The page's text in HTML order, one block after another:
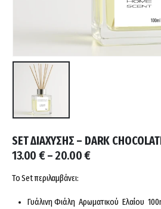
SET ΔΙΑΧΥΣΗΣ – DARK
13.00 € –20.00€Price
20.00 €
Το Set περιλαμβάνει:
Γυάλινη Φιάλη Αρωματικού Ελαίου